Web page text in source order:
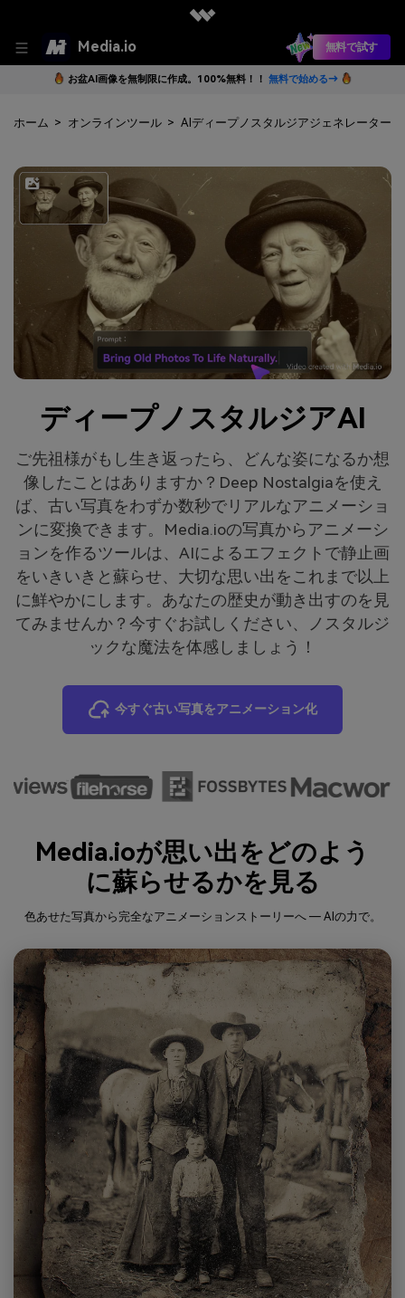
Media.io 無料で試す
お盆AI画像を無制限に作成。100%無料！！ 無料で始める→
ホーム > オンラインツール > AIディープノスタルジアジェネレーター
ディープノスタルジアAI
ご先祖様がもし生き返ったら、どんな姿になるか想
像したことはありますか？Deep Nostalgiaを使え
ば、古い写真をわずか数秒でリアルなアニメーショ
ンに変換できます。Media.ioの写真からアニメーシ
ョンを作るツールは、AIによるエフェクトで静止画
をいきいきと蘇らせ、大切な思い出をこれまで以上
に鮮やかにします。あなたの歴史が動き出すのを見
てみませんか？今すぐお試しください、ノスタルジ
ックな魔法を体感しましょう！
今すぐ古い写真をアニメーション化
Media.ioが思い出をどのよう
に蘇らせるかを見る
色あせた写真から完全なアニメーションストーリーへ ― AIの力で。